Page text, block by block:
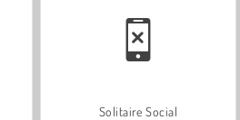
Solitaire Social